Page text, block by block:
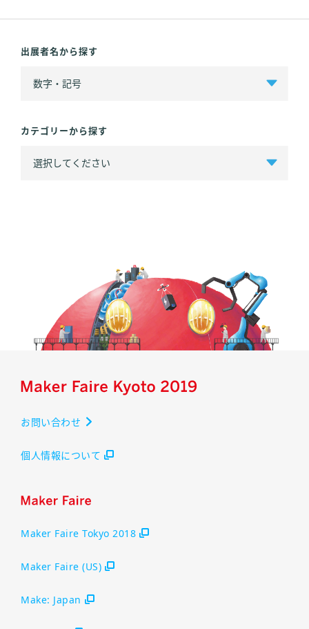
出展者名から探す
カテゴリーから探す
お問い合わせ
個人情報について
Maker Faire Tokyo 2018
Maker Faire (US)
Make: Japan